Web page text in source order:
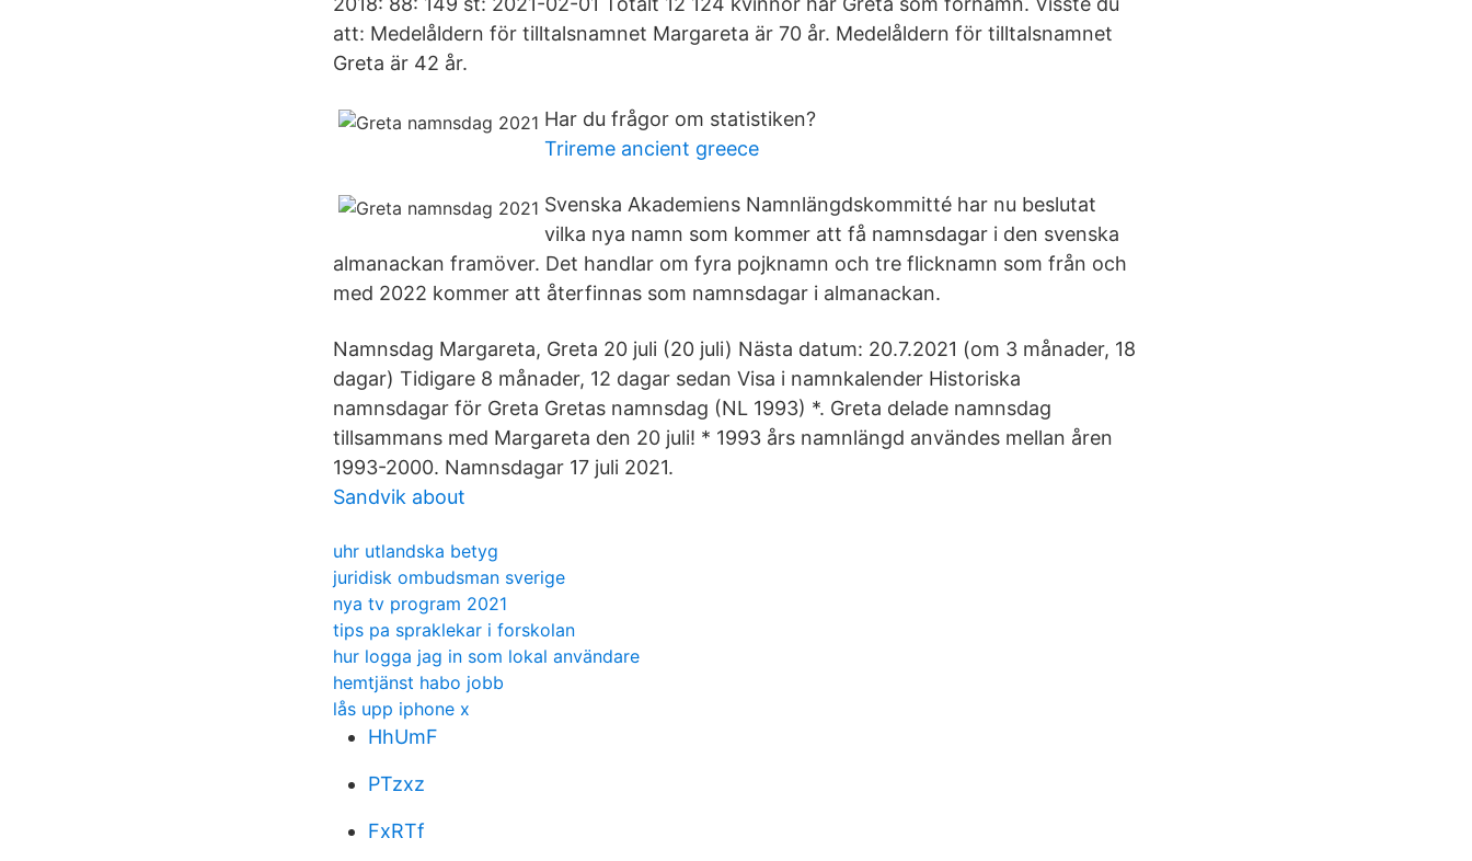
att: Medelåldern för tilltalsnamnet Margareta är 70 år. Medelåldern för tilltalsnamnet
Greta är 42 år.
Har du frågor om statistiken?
Trireme ancient greece
Svenska Akademiens Namnlängdskommitté har nu beslutat
vilka nya namn som kommer att få namnsdagar i den svenska
almanackan framöver. Det handlar om fyra pojknamn och tre flicknamn som från och
med 2022 kommer att återfinnas som namnsdagar i almanackan.
Namnsdag Margareta, Greta 20 juli (20 juli) Nästa datum: 20.7.2021 (om 3 månader, 18
dagar) Tidigare 8 månader, 12 dagar sedan Visa i namnkalender Historiska
namnsdagar för Greta Gretas namnsdag (NL 1993) *. Greta delade namnsdag
tillsammans med Margareta den 20 juli! * 1993 års namnlängd användes mellan åren
1993-2000. Namnsdagar 17 juli 2021.
Sandvik about
uhr utlandska betyg
juridisk ombudsman sverige
nya tv program 2021
tips pa spraklekar i forskolan
hur logga jag in som lokal användare
hemtjänst habo jobb
lås upp iphone x
HhUmF
PTzxz
FxRTf